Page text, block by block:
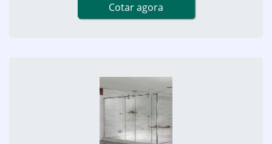
Cotar agora